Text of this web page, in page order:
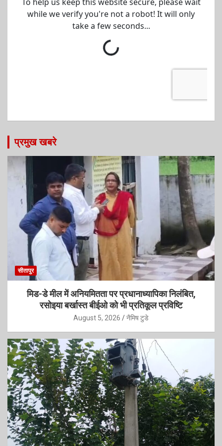
प्रमुख खबरे
सीतापुर
मिड-डे मील में अनियमितता पर प्रधानाध्यापिका निलंबित,
रसोइया बर्खास्त बीईओ को भी प्रतिकूल प्रविष्टि
August 5, 2026 नैमिष टुडे